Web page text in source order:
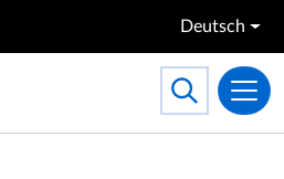
Deutsch
Toggle